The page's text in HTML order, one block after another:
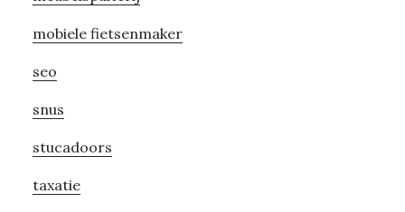
mobiele fietsenmaker
seo
snus
stucadoors
taxatie